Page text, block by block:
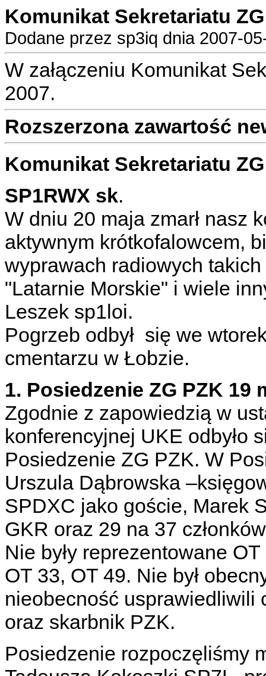
Komunikat Sekretariatu
Dodane przez sp3iq dnia 2007-
W załączeniu Komunikat
2007.
Rozszerzona zawartość
Komunikat Sekretariatu
SP1RWX sk.
W dniu 20 maja zmarł nasz
aktywnym krótkofalowcem,
wyprawach radiowych
"Latarnie Morskie" i wiele
Leszek sp1loi.
Pogrzeb odbył się we
cmentarzu w Łobzie.
1. Posiedzenie ZG PZK 19
Zgodnie z zapowiedzią w
konferencyjnej UKE odbyło
Posiedzenie ZG PZK. W
Urszula Dąbrowska
SPDXC jako goście, Marek
GKR oraz 29 na 37
Nie były reprezentowane
OT 33, OT 49. Nie był
nieobecność usprawiedliwili
oraz skarbnik PZK.
Posiedzenie rozpoczęliśmy